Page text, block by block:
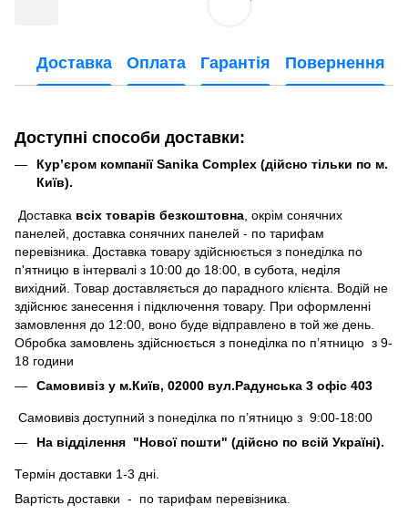
Доставка Оплата Гарантія Повернення
Доступні способи доставки:
Кур’єром компанії Sanika Complex (дійсно тільки по м.
Київ).
Доставка всіх товарів безкоштовна , окрім сонячних
панелей, доставка сонячних панелей - по тарифам
перевізника. Доставка товару здійснюється з понеділка по
п'ятницю в інтервалі з 10:00 до 18:00, в субота, неділя
вихідний. Товар доставляється до парадного клієнта. Водій не
здійснює занесення і підключення товару. При оформленні
замовлення до 12:00, воно буде відправлено в той же день.
Обробка замовлень здійснюється з понеділка по п’ятницю з 9-
18 години
Самовивіз у м.Київ, 02000 вул.Радунська 3 офіс 403
Самовивіз доступний з понеділка по п’ятницю з 9:00-18:00
На відділення "Нової пошти" (дійсно по всій Україні).
Термін доставки 1-3 дні.
Вартість доставки - по тарифам перевізника.